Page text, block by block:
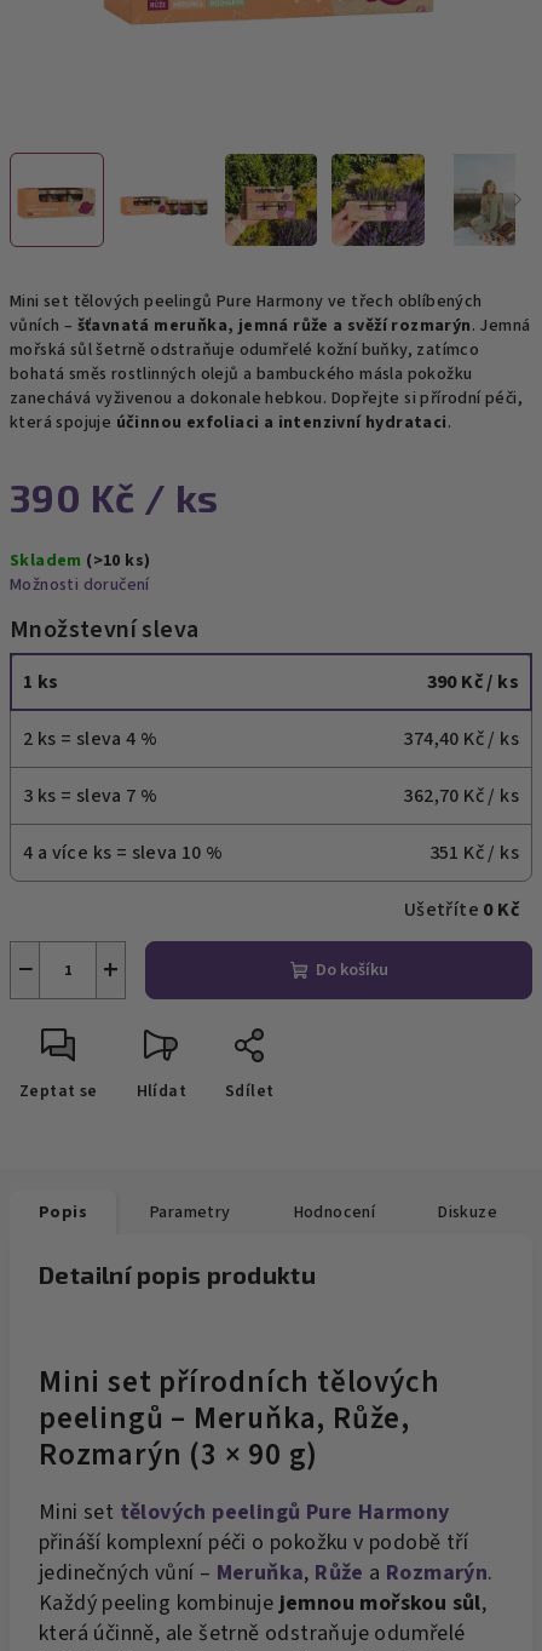
Mini set tělových peelingů Pure Harmony ve třech oblíbených
vůních – šťavnatá meruňka, jemná růže a svěží rozmarýn. Jemná
mořská sůl šetrně odstraňuje odumřelé kožní buňky, zatímco
bohatá směs rostlinných olejů a bambuckého másla pokožku
zanechává vyživenou a dokonale hebkou. Dopřejte si přírodní péči,
která spojuje účinnou exfoliaci a intenzivní hydrataci.
390 Kč / ks
cena:
Skladem (>10 ks)
Možnosti doručení
Množstevní sleva
1 ks 390 Kč/ ks
2 ks = sleva 4 % 374,40 Kč/ ks
3 ks = sleva 7 % 362,70 Kč/ ks
4 a více ks = sleva 10 % 351 Kč/ ks
Ušetříte 0 Kč
+
− Do košíku
Zeptat se Hlídat Sdílet
Popis Parametry Hodnocení Diskuze
Detailní popis produktu
Mini set přírodních tělových
peelingů – Meruňka, Růže,
Rozmarýn (3 × 90 g)
Mini set tělových peelingů Pure Harmony
přináší komplexní péči o pokožku v podobě tří
jedinečných vůní – Meruňka, Růže a Rozmarýn.
Každý peeling kombinujejemnou mořskou sůl,
která účinně, ale šetrně odstraňuje odumřelé